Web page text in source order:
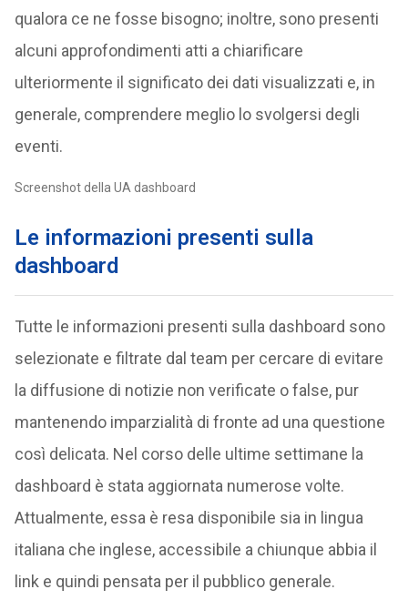
qualora ce ne fosse bisogno; inoltre, sono presenti
alcuni approfondimenti atti a chiarificare
ulteriormente il significato dei dati visualizzati e, in
generale, comprendere meglio lo svolgersi degli
eventi.
Screenshot della UA dashboard
Le informazioni presenti sulla
dashboard
Tutte le informazioni presenti sulla dashboard sono
selezionate e filtrate dal team per cercare di evitare
la diffusione di notizie non verificate o false, pur
mantenendo imparzialità di fronte ad una questione
così delicata. Nel corso delle ultime settimane la
dashboard è stata aggiornata numerose volte.
Attualmente, essa è resa disponibile sia in lingua
italiana che inglese, accessibile a chiunque abbia il
link e quindi pensata per il pubblico generale.